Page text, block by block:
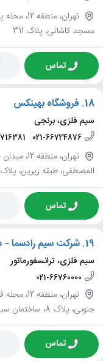
تهران،
مسجد کاشانی، پلاک 311
تماس
18. فروشگاه بهینکس
سیم فلزی، برنجی
021-66724876
تهران،
المصطفی، طبقه زیرین، پلاک 10
تماس
19. شرکت سیم رادسما -
سیم فلزی، ترانسفورماتور
021-66760000
تهران،
جنوبی، پلاک 8، ساختمان سیم راد سما
تماس